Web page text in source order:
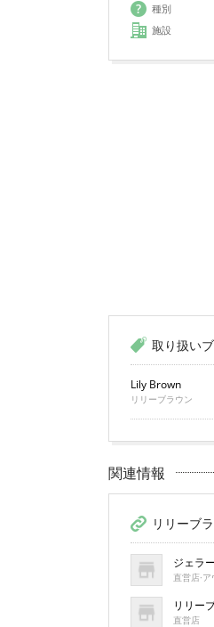
種別
施設
取り扱い
Lily Brown
リリーブラウン
関連情報
リリーブ
ジェラ
直営店·
リリー
直営店